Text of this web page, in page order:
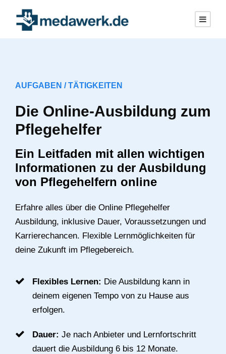
AUFGABEN / TÄTIGKEITEN
Die Online-Ausbildung zum
Pflegehelfer
Ein Leitfaden mit allen wichtigen
Informationen zu der Ausbildung
von Pflegehelfern online
Erfahre alles über die Online Pflegehelfer
Ausbildung, inklusive Dauer, Voraussetzungen und
Karrierechancen. Flexible Lernmöglichkeiten für
deine Zukunft im Pflegebereich.
Flexibles Lernen: Die Ausbildung kann in
deinem eigenen Tempo von zu Hause aus
erfolgen.
Dauer: Je nach Anbieter und Lernfortschritt
dauert die Ausbildung 6 bis 12 Monate.